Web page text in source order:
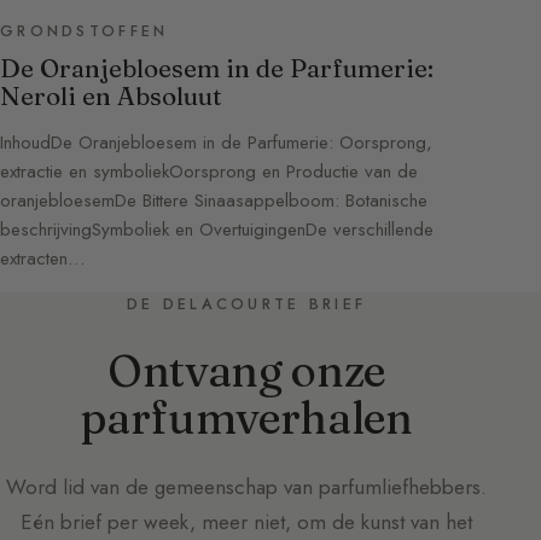
GRONDSTOFFEN
De Oranjebloesem in de Parfumerie:
Neroli en Absoluut
InhoudDe Oranjebloesem in de Parfumerie: Oorsprong,
extractie en symboliekOorsprong en Productie van de
oranjebloesemDe Bittere Sinaasappelboom: Botanische
beschrijvingSymboliek en OvertuigingenDe verschillende
extracten…
DE DELACOURTE BRIEF
Ontvang onze
parfumverhalen
Word lid van de gemeenschap van parfumliefhebbers.
Eén brief per week, meer niet, om de kunst van het